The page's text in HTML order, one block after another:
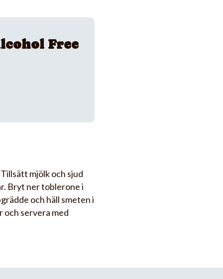
Free
mjölk och sjud
Bryt ner toblerone i
och häll smeten i
och servera med